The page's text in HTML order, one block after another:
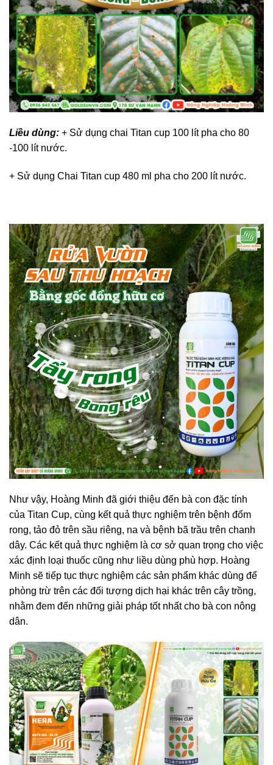
Liều dùng: + Sử dụng chai Titan cup 100 lít pha cho 80
-100 lít nước.
+ Sử dụng Chai Titan cup 480 ml pha cho 200 lít nước.
Như vậy, Hoàng Minh đã giới thiệu đến bà con đặc tính
của Titan Cup, cùng kết quả thực nghiệm trên bệnh đốm
rong, tảo đỏ trên sầu riêng, na và bệnh bã trầu trên chanh
dây. Các kết quả thực nghiệm là cơ sở quan trọng cho việc
xác định loại thuốc cũng như liều dùng phù hợp. Hoàng
Minh sẽ tiếp tục thực nghiệm các sản phẩm khác dùng để
phòng trừ trên các đối tượng dịch hại khác trên cây trồng,
nhằm đem đến những giải pháp tốt nhất cho bà con nông
dân.